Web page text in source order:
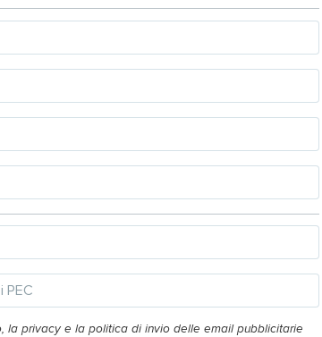
privacy e la politica di invio delle email pubblicitarie